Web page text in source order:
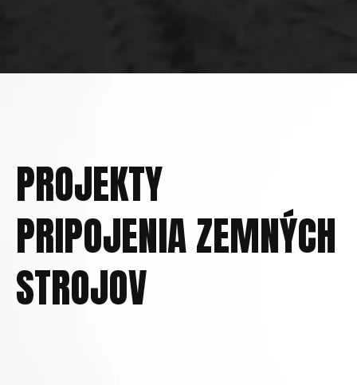
PROJEKTY
PRIPOJENIA ZEMNÝCH
STROJOV